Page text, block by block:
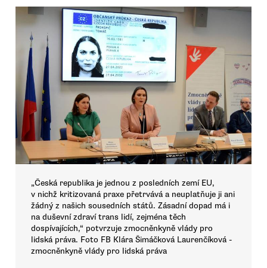
„Česká republika je jednou z posledních zemí EU,
v nichž kritizovaná praxe přetrvává a neuplatňuje ji ani
žádný z našich sousedních států. Zásadní dopad má i
na duševní zdraví trans lidí, zejména těch
dospívajících,“ potvrzuje zmocněnkyně vlády pro
lidská práva. Foto FB Klára Šimáčková Laurenčíková -
zmocněnkyně vlády pro lidská práva